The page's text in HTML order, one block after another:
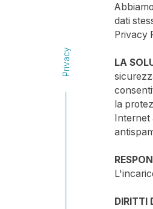
Privacy
dati
Privacy
LA
la
DIRITTI